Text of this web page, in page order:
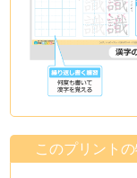
このプリント